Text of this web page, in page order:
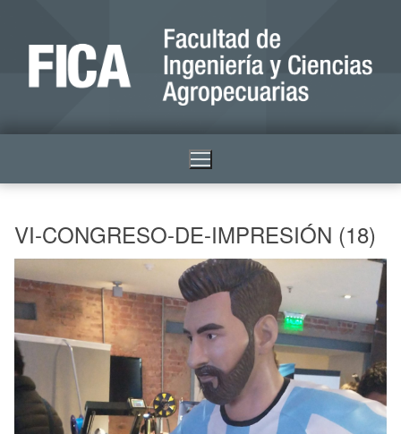
VI-CONGRESO-DE-IMPRESIÓN (18)